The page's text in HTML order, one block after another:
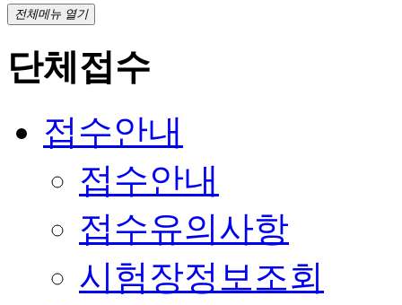
전체메뉴 열기
단체접수
접수안내
접수안내
접수유의사항
시험장정보조회